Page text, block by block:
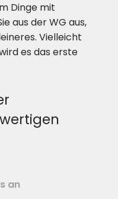
Dinge mit
aus der WG aus,
Vielleicht
es das erste
an